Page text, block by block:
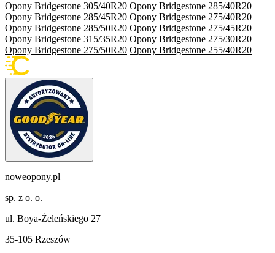
Opony Bridgestone 305/40R20 Opony Bridgestone 285/40R20
Opony Bridgestone 285/45R20 Opony Bridgestone 275/40R20
Opony Bridgestone 285/50R20 Opony Bridgestone 275/45R20
Opony Bridgestone 315/35R20 Opony Bridgestone 275/30R20
Opony Bridgestone 275/50R20 Opony Bridgestone 255/40R20
noweopony.pl
sp. z o. o.
ul. Boya-Żeleńskiego 27
35-105 Rzeszów